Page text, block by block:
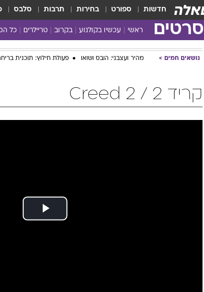
חדשות ספורט בחירות תרבות סלבס
סרטים ראשי עכשיו בקולנוע בקרוב טריילרים כל
נושאים חמים מהיר ועצבני: הובס ושואו פעולת חילוץ: תוכנית בריחה
קריד 2 / Creed 2